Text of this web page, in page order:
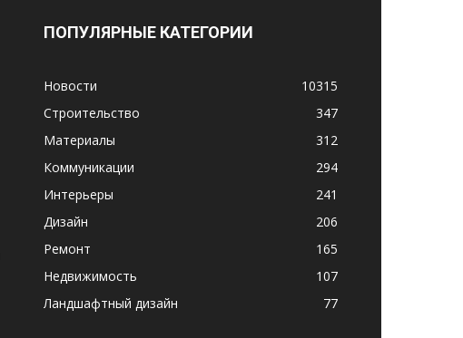
ПОПУЛЯРНЫЕ КАТЕГОРИИ
Новости
10315
Строительство
347
Материалы
312
Коммуникации
294
Интерьеры
241
Дизайн
206
Ремонт
165
Недвижимость
107
Ландшафтный дизайн
77